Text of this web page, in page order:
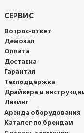
СЕРВИС
Вопрос-ответ
Демозал
Оплата
Доставка
Гарантия
Техподдержка
Драйвера и
Лизинг
Аренда оборудования
Каталог по брендам